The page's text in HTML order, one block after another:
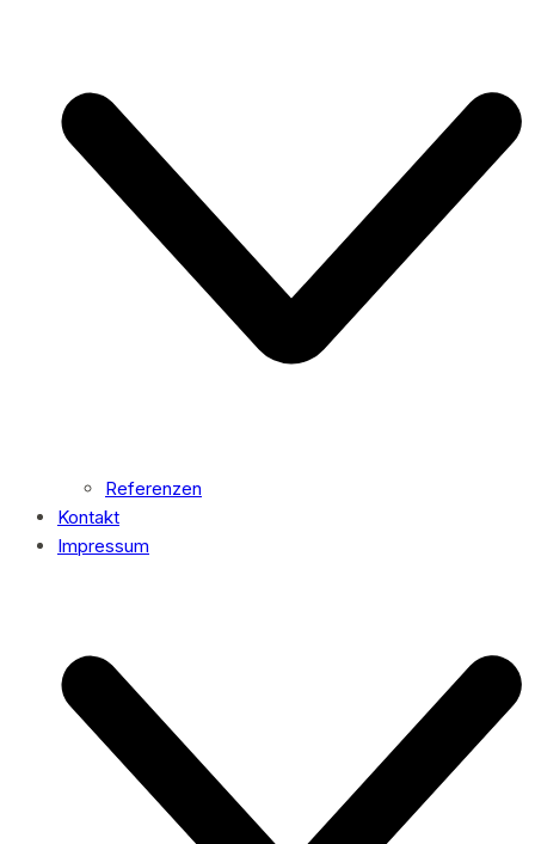
Referenzen
Kontakt
Impressum